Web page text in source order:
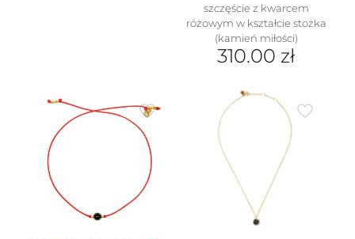
na
stronie
produktu
szczęście z kwarcem
różowym w kształcie stożka
(kamień miłości)
310.00 zł
produkt
wariantów.
Opcje
można
wybrać
na
stronie
produktu